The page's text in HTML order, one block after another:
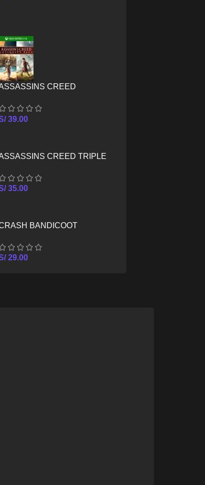
CREED
X/S
39.00
CREED TRIPLE
35.00
BANDICOOT
SERIES X/S
29.00